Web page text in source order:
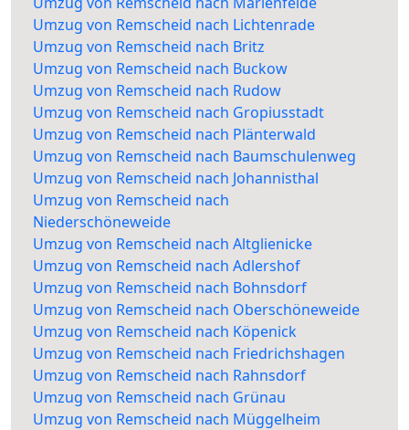
Umzug von Remscheid nach Lichtenrade
Umzug von Remscheid nach Britz
Umzug von Remscheid nach Buckow
Umzug von Remscheid nach Rudow
Umzug von Remscheid nach Gropiusstadt
Umzug von Remscheid nach Plänterwald
Umzug von Remscheid nach Baumschulenweg
Umzug von Remscheid nach Johannisthal
Umzug von Remscheid nach
Niederschöneweide
Umzug von Remscheid nach Altglienicke
Umzug von Remscheid nach Adlershof
Umzug von Remscheid nach Bohnsdorf
Umzug von Remscheid nach Oberschöneweide
Umzug von Remscheid nach Köpenick
Umzug von Remscheid nach Friedrichshagen
Umzug von Remscheid nach Rahnsdorf
Umzug von Remscheid nach Grünau
Umzug von Remscheid nach Müggelheim